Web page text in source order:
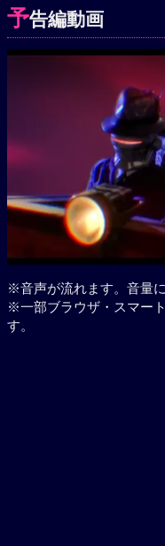
予告編動画
※音声が流れます。音量
※一部ブラウザ・スマー
す。